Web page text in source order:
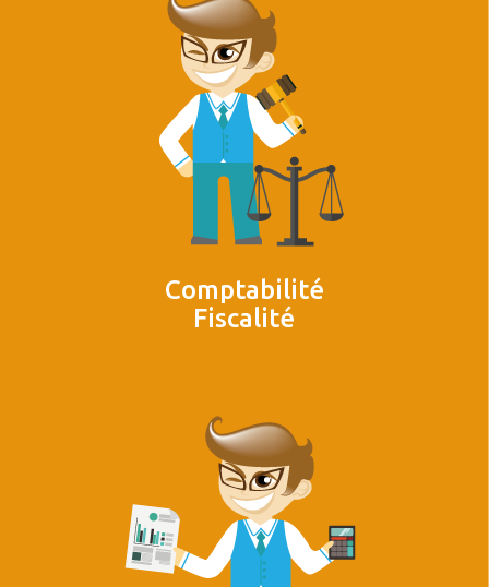
Comptabilité
Fiscalité